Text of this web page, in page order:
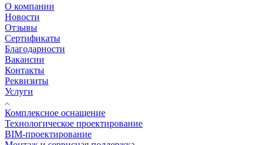
О компании
Новости
Отзывы
Сертификаты
Благодарности
Вакансии
Контакты
Реквизиты
Услуги
Комплексное оснащение
Технологическое проектирование
BIM-проектирование